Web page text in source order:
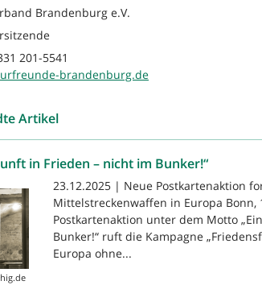
Brandenburg e.V.
201-5541
brandenburg.de
Artikel
in Frieden – nicht im Bunker!“
23.12.2025 | Neue Postkartenaktion
Mittelstreckenwaffen in Europa
Postkartenaktion unter dem Motto
Bunker!“ ruft die Kampagne
Europa ohne...